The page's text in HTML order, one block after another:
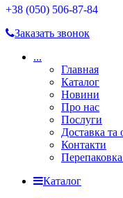
+38 (050) 506-87-84
Заказать звонок
...
Главная
Каталог
Новини
Про нас
Послуги
Доставка та
Контакти
Каталог